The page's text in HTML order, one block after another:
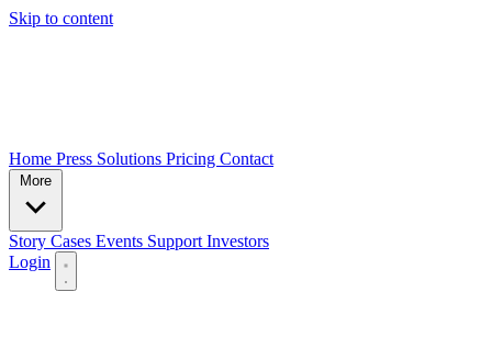
Skip to content
Home Press Solutions Pricing Contact
Story Cases Events SupportInvestors
Login